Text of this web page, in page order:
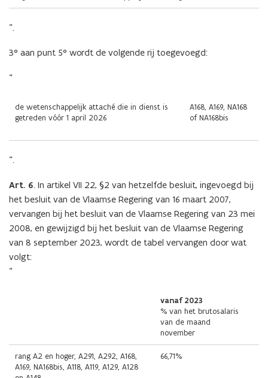
“.
3° aan punt 5° wordt de volgende rij toegevoegd:
“
de wetenschappelijk attaché die in dienst is
getreden vóór 1 april 2026
A168, A169, NA168
of NA168bis
“.
Art. 6. In artikel VII 22, §2 van hetzelfde besluit, ingevoegd bij
het besluit van de Vlaamse Regering van 16 maart 2007,
vervangen bij het besluit van de Vlaamse Regering van 23 mei
2008, en gewijzigd bij het besluit van de Vlaamse Regering
van 8 september 2023, wordt de tabel vervangen door wat
volgt:
“
vanaf 2023
% van het brutosalaris
van de maand
november
rang A2 en hoger, A291, A292, A168,
A169, NA168bis, A118, A119, A129, A128
66,71%